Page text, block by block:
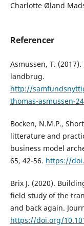
Charlotte Øland
Referencer
Asmussen, T.
landbrug.
http://
thomas-asmussen-
Bocken, N.M.P.,
litterature and
business model
65, 42-56. https://
Brix J. (2020).
field study of the
and back again.
https://doi.org/